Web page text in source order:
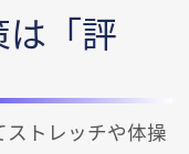
「評
トレッチや体操